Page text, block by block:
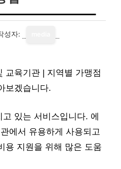
성자:
교육기관 | 지역별 가맹점
보겠습니다.
있는 서비스입니다. 에
에서 유용하게 사용되고
용 지원을 위해 많은 도움